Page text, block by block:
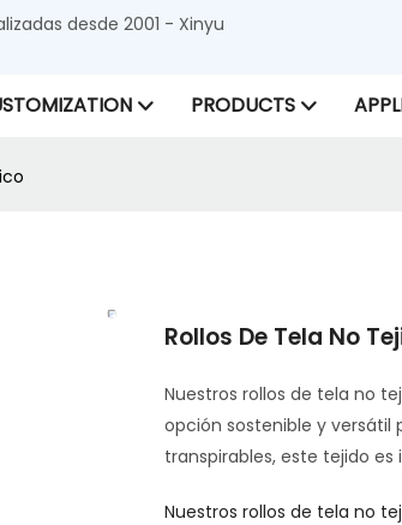
desde 2001 - Xinyu
PRODUCTS
Rollos De Tela No
Nuestros rollos de tela no
opción sostenible y versátil
transpirables, este tejido
Nuestros rollos de tela no